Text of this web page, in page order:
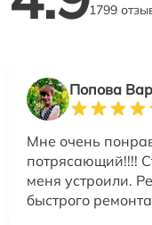
1799
Попова
Мне очень
потрясающий!!!!
меня устроили.
быстрого